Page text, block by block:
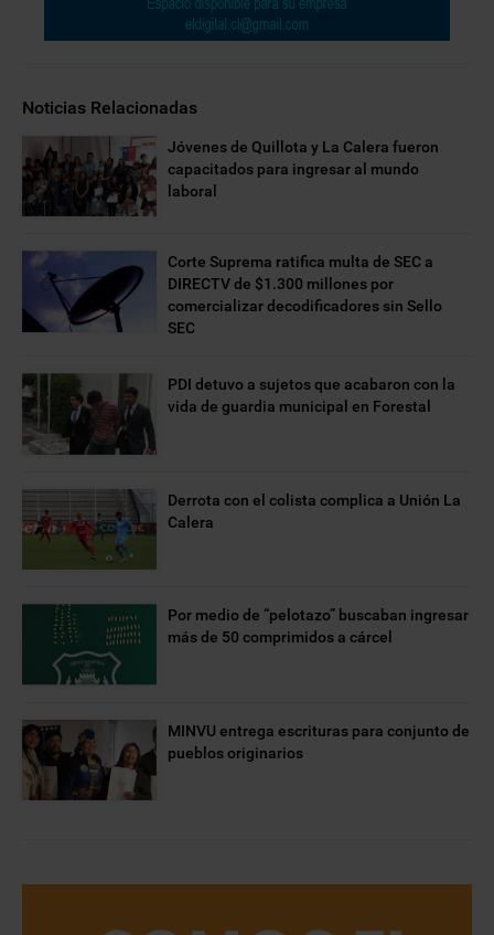
Noticias Relacionadas
Jóvenes de Quillota y La Calera fueron
capacitados para ingresar al mundo
laboral
Corte Suprema ratifica multa de SEC a
DIRECTV de $1.300 millones por
comercializar decodificadores sin Sello
SEC
PDI detuvo a sujetos que acabaron con la
vida de guardia municipal en Forestal
Derrota con el colista complica a Unión La
Calera
Por medio de “pelotazo” buscaban ingresar
más de 50 comprimidos a cárcel
MINVU entrega escrituras para conjunto de
pueblos originarios